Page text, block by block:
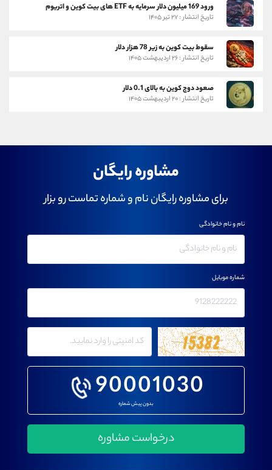
ورود 169 میلیون دلار سرمایه به ETF های بیت کوین و اتریوم
تاریخ انتشار : ۲۷ تیر ۱۴۰۵
سقوط بیت کوین به زیر 78 هزار دلار
تاریخ انتشار : ۲۶ اردیبهشت ۱۴۰۵
صعود دوج کوین به بالای 0.1 دلار
تاریخ انتشار : ۲۰ اردیبهشت ۱۴۰۵
مشاوره رایگان
برای مشاوره رایگان نام و شماره تماست رو بزار
90001030
بدون پیش شماره
نام و نام خانوادگی
شماره موبایل